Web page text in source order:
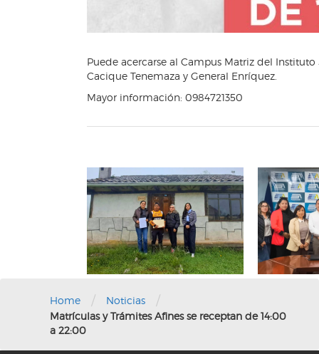
Puede acercarse al Campus Matriz del
Cacique Tenemaza y General Enríquez.
Mayor información: 0984721350
Home / Noticias /
Matrículas y Trámites Afines se receptan de 14:00
a 22:00